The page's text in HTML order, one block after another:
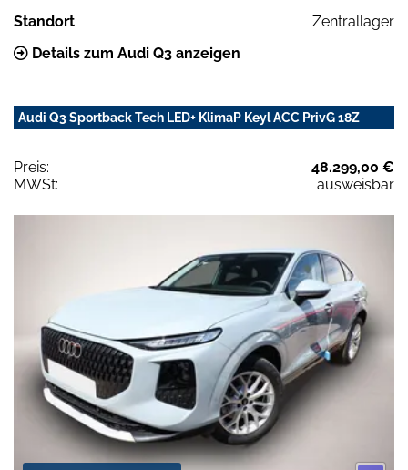
Standort
Zentrallager
Details zum Audi Q3 anzeigen
Audi Q3 Sportback Tech LED+ KlimaP Keyl ACC PrivG 18Z
Preis:
48.299,00 €
MWSt:
ausweisbar